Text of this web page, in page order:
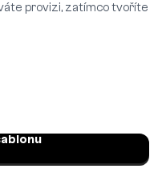
provizi, zatímco tvoříte